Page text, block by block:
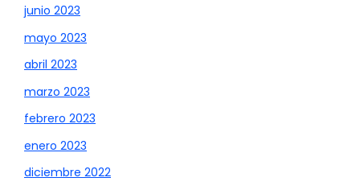
junio 2023
mayo 2023
abril 2023
marzo 2023
febrero 2023
enero 2023
diciembre 2022